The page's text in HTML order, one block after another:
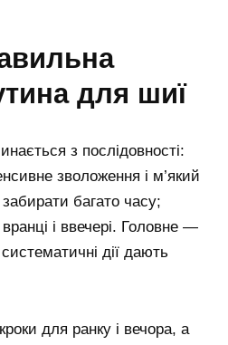
для шиї
з послідовності:
зволоження і м’який
багато часу;
і ввечері. Головне —
дії дають
для ранку і вечора, а